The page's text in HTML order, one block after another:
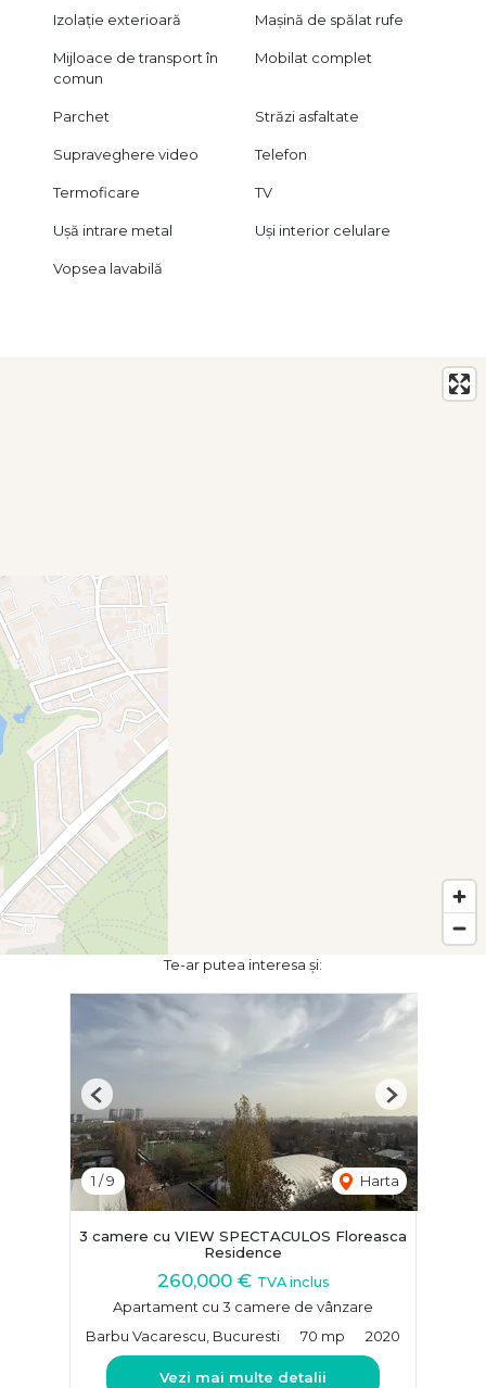
Izolație exterioară Mașină de spălat rufe
Mijloace de transport în
comun
Mobilat complet
Parchet Străzi asfaltate
Supraveghere video Telefon
Termoficare TV
Ușă intrare metal Uși interior celulare
Vopsea lavabilă
Te-ar putea interesa și:
1 /9 Harta
Previous Next
3 camere cu VIEW SPECTACULOS Floreasca
Residence
260,000 € TVA inclus
Apartament cu 3 camere de vânzare
Barbu Vacarescu, Bucuresti
70 mp 2020
Vezi mai multe detalii